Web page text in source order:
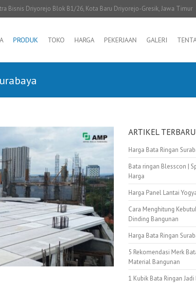
Bisnis Driyorejo Blok B1/26, Kota Baru Driyorejo-Gresik, Jawa Timur
PRODUK TOKO HARGA PEKERJAAN GALERI
ARTIKEL TERBARU
Harga Bata Ringan
Bata ringan Blesscon |
Harga
Harga Panel Lantai
Cara Menghitung
Dinding Bangunan
Harga Bata Ringan
5 Rekomendasi Merk
Material Bangunan
1 Kubik Bata Ringan